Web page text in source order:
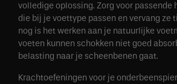
volledige oplossing. Zorg voor passende
die bij je voettype passen en vervang ze
nog is het werken aan je natuurlijke
voeten kunnen schokken niet goed
belasting naar je scheenbenen gaat.
Krachtoefeningen voor je